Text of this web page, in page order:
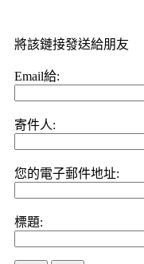
將該鏈接發送給朋友
Email給:
寄件人:
您的電子郵件地址:
標題: